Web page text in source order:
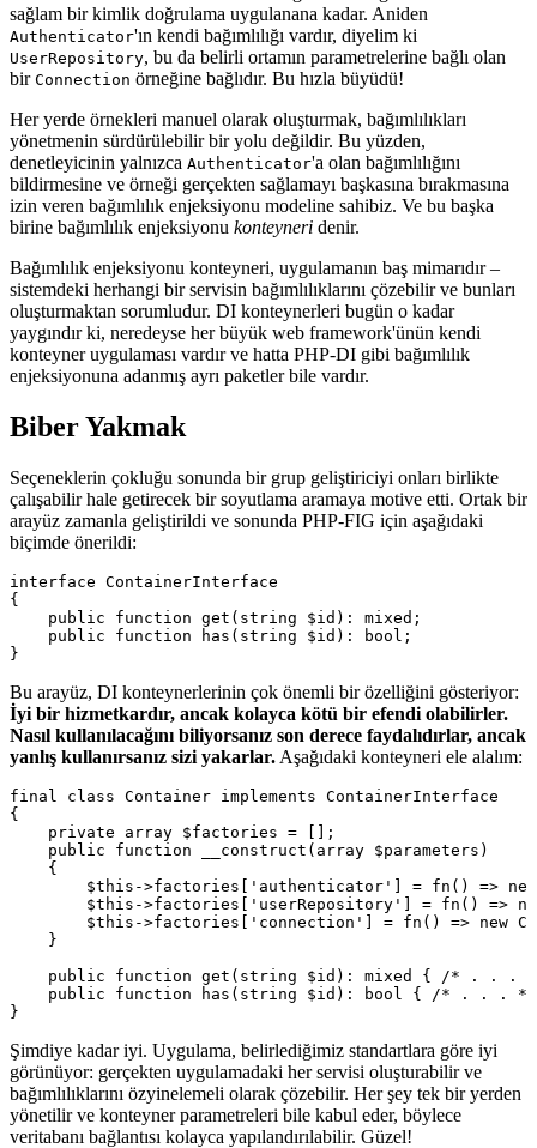
sağlam bir kimlik doğrulama uygulanana kadar. Aniden
Authenticator'ın kendi bağımlılığı vardır, diyelim ki
UserRepository, bu da belirli ortamın parametrelerine bağlı olan
bir Connection örneğine bağlıdır. Bu hızla büyüdü!
Her yerde örnekleri manuel olarak oluşturmak, bağımlılıkları
yönetmenin sürdürülebilir bir yolu değildir. Bu yüzden,
denetleyicinin yalnızca Authenticator'a olan bağımlılığını
bildirmesine ve örneği gerçekten sağlamayı başkasına bırakmasına
izin veren bağımlılık enjeksiyonu modeline sahibiz. Ve bu başka
birine bağımlılık enjeksiyonu konteyneri denir.
Bağımlılık enjeksiyonu konteyneri, uygulamanın baş mimarıdır –
sistemdeki herhangi bir servisin bağımlılıklarını çözebilir ve bunları
oluşturmaktan sorumludur. DI konteynerleri bugün o kadar
yaygındır ki, neredeyse her büyük web framework'ünün kendi
konteyner uygulaması vardır ve hatta PHP-DI gibi bağımlılık
enjeksiyonuna adanmış ayrı paketler bile vardır.
Biber Yakmak
Seçeneklerin çokluğu sonunda bir grup geliştiriciyi onları birlikte
çalışabilir hale getirecek bir soyutlama aramaya motive etti. Ortak bir
arayüz zamanla geliştirildi ve sonunda PHP-FIG için aşağıdaki
biçimde önerildi:
interface ContainerInterface
{
    public function get(string $id): mixed;
    public function has(string $id): bool;
Bu arayüz, DI konteynerlerinin çok önemli bir özelliğini gösteriyor:
İyi bir hizmetkardır, ancak kolayca kötü bir efendi olabilirler.
Nasıl kullanılacağını biliyorsanız son derece faydalıdırlar, ancak
yanlış kullanırsanız sizi yakarlar. Aşağıdaki konteyneri ele alalım:
final class Container implements ContainerInterface
{
    private array $factories = [];
    public function __construct(array $parameters)
    {
$this->factories['authenticator'] = fn() =>
$this->factories['userRepository'] = fn() =>
$this->factories['connection'] = fn() => new
    }
public function get(string $id): mixed { /* . . .
public function has(string $id): bool { /* . . .
Şimdiye kadar iyi. Uygulama, belirlediğimiz standartlara göre iyi
görünüyor: gerçekten uygulamadaki her servisi oluşturabilir ve
bağımlılıklarını özyinelemeli olarak çözebilir. Her şey tek bir yerden
yönetilir ve konteyner parametreleri bile kabul eder, böylece
veritabanı bağlantısı kolayca yapılandırılabilir. Güzel!